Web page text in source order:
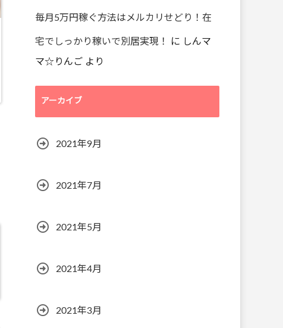
毎月5万円稼ぐ方法はメルカリせどり！在
宅でしっかり稼いで別居実現！ に しんマ
マ☆りんご より
アーカイブ
2021年9月
2021年7月
2021年5月
2021年4月
2021年3月